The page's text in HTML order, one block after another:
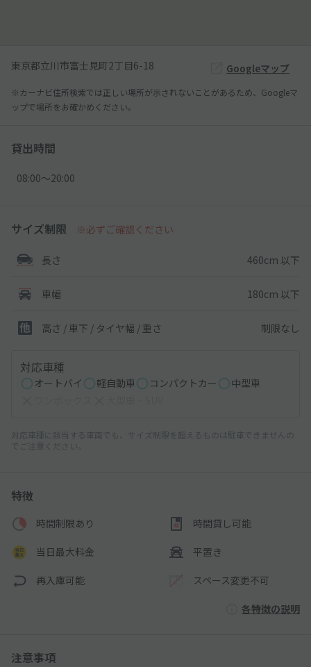
東京都立川市富士見町2丁目6-18 Googleマップ
※カーナビ住所検索では正しい場所が示されないことがあるため、Googleマ
ップで場所をお確かめください。
貸出時間
08:00〜20:00
サイズ制限 ※必ずご確認ください
長さ 460cm 以下
車幅 180cm 以下
高さ / 車下 / タイヤ幅 / 重さ 制限なし
対応車種
オートバイ 軽自動車 コンパクトカー
中型車
対応車種に該当する車両でも、サイズ制限を超えるものは駐車できませんの
でご注意ください。
特徴
時間制限あり 時間貸し可能
当日最大料金 平置き
再入庫可能 スペース変更不可
各特徴の説明
注意事項